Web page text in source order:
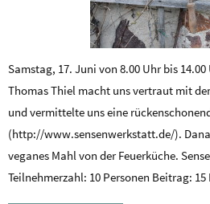
Samstag, 17. Juni von 8.00 Uhr bis
Thomas Thiel macht uns vertraut mit
und vermittelte uns eine
(http://www.sensenwerkstatt.de/).
veganes Mahl von der Feuerküche.
Teilnehmerzahl: 10 Personen Beitrag: